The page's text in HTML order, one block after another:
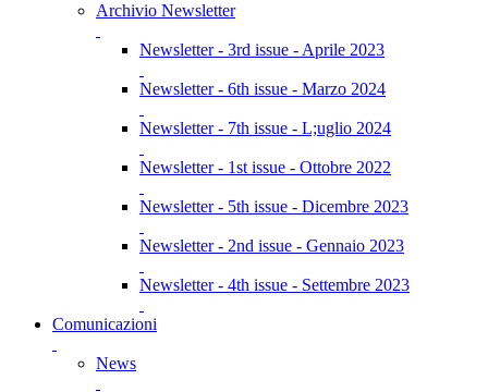
Archivio Newsletter
Newsletter - 3rd issue - Aprile 2023
Newsletter - 6th issue - Marzo 2024
Newsletter - 7th issue - L;uglio 2024
Newsletter - 1st issue - Ottobre 2022
Newsletter - 5th issue - Dicembre 2023
Newsletter - 2nd issue - Gennaio 2023
Newsletter - 4th issue - Settembre 2023
Comunicazioni
News